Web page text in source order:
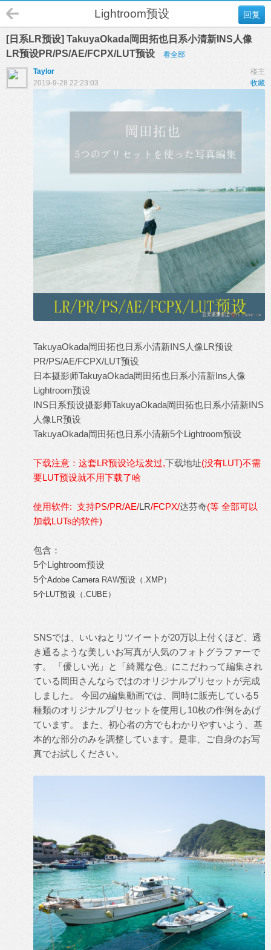
回复
Lightroom预设
[日系LR预设] TakuyaOkada岡田拓也日系小清新INS人像
LR预设PR/PS/AE/FCPX/LUT预设
看全部
楼主
Taylor
收藏
2019-9-28 22:23:03
TakuyaOkada岡田拓也日系小清新INS人像LR预设
PR/PS/AE/FCPX/LUT预设
日本摄影师TakuyaOkada岡田拓也日系小清新Ins 人像
Lightroom预设
INS日系预设摄影师TakuyaOkada岡田拓也日系小清新INS
人像LR预设
TakuyaOkada岡田拓也日系小清新5个Lightroom预设
下载注意：这套LR预设论坛发过,下载地址(没有LUT)不需
要LUT预设就不用下载了哈
使用软件: 支持PS/PR/AE/LR/FCPX/达芬奇(等 全部可以
加载LUTs的软件)
包含：
5个Lightroom预设
5个Adobe Camera RAW预设（.XMP）
5个LUT预设（.CUBE）
SNSでは、いいねとリツイートが20万以上付くほど、透
き通るような美しいお写真が人気のフォトグラファーで
す。 「優しい光」と「綺麗な色」にこだわって編集され
ている岡田さんならではのオリジナルプリセットが完成
しました。 今回の編集動画では、同時に販売している5
種類のオリジナルプリセットを使用し10枚の作例をあげ
ています。 また、初心者の方でもわかりやすいよう、基
本的な部分のみを調整しています。是非、ご自身のお写
真でお試しください。